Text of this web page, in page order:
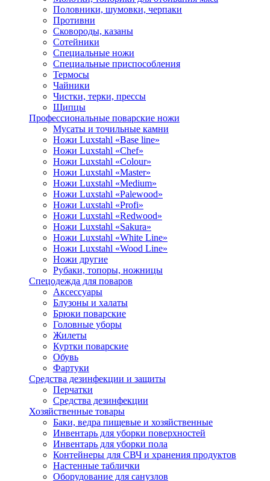
Половники, шумовки, черпаки
Противни
Сковороды, казаны
Сотейники
Специальные ножи
Специальные приспособления
Термосы
Чайники
Чистки, терки, прессы
Щипцы
Профессиональные поварские ножи
Мусаты и точильные камни
Ножи Luxstahl «Base line»
Ножи Luxstahl «Chef»
Ножи Luxstahl «Colour»
Ножи Luxstahl «Master»
Ножи Luxstahl «Medium»
Ножи Luxstahl «Palewood»
Ножи Luxstahl «Profi»
Ножи Luxstahl «Redwood»
Ножи Luxstahl «Sakura»
Ножи Luxstahl «White Line»
Ножи Luxstahl «Wood Line»
Ножи другие
Рубаки, топоры, ножницы
Спецодежда для поваров
Аксессуары
Блузоны и халаты
Брюки поварские
Головные уборы
Жилеты
Куртки поварские
Обувь
Фартуки
Средства дезинфекции и защиты
Перчатки
Средства дезинфекции
Хозяйственные товары
Баки, ведра пищевые и хозяйственные
Инвентарь для уборки поверхностей
Инвентарь для уборки пола
Контейнеры для СВЧ и хранения продуктов
Настенные таблички
Оборудование для санузлов